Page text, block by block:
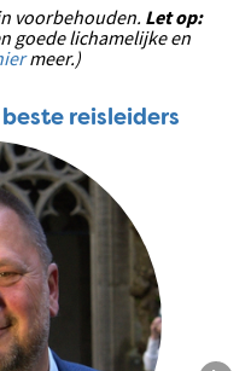
voorbehouden. Let op:
goede lichamelijke en
meer.)
reisleiders